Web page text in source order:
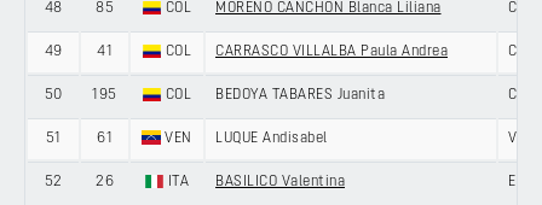
48 85 COL MORENO CANCHON Blanca Liliana
49 41 COL CARRASCO VILLALBA Paula Andrea
50 195 COL BEDOYA TABARES Juanita
51 61 VEN LUQUE Andisabel
52 26 ITA BASILICO Valentina